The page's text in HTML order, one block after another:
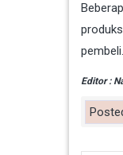
pembeli.
Editor :